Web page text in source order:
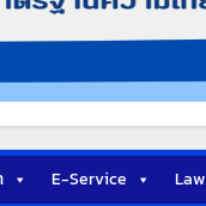
E-Service Law